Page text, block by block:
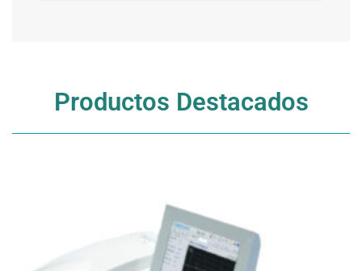
Productos Destacados